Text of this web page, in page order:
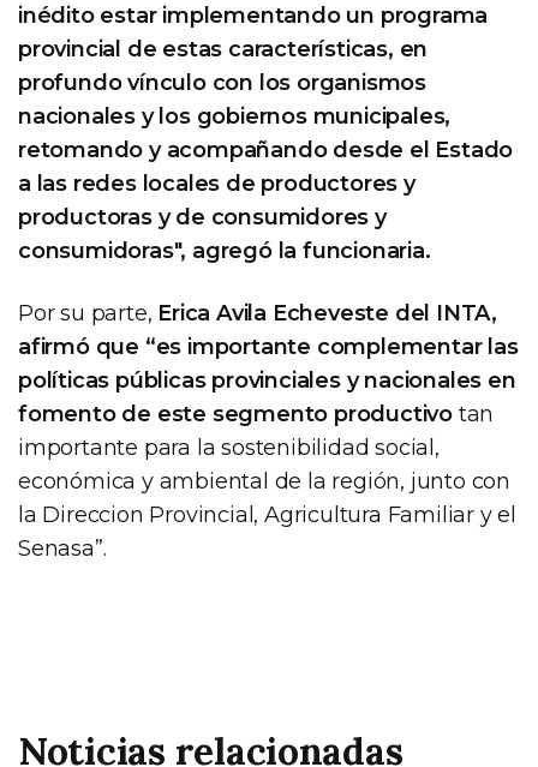
inédito estar implementando un programa
provincial de estas características, en
profundo vínculo con los organismos
nacionales y los gobiernos municipales,
retomando y acompañando desde el Estado
a las redes locales de productores y
productoras y de consumidores y
consumidoras", agregó la funcionaria.
Por su parte, Erica Avila Echeveste del INTA,
afirmó que “es importante complementar las
políticas públicas provinciales y nacionales en
fomento de este segmento productivo tan
importante para la sostenibilidad social,
económica y ambiental de la región, junto con
la Direccion Provincial, Agricultura Familiar y el
Senasa”.
Noticias relacionadas